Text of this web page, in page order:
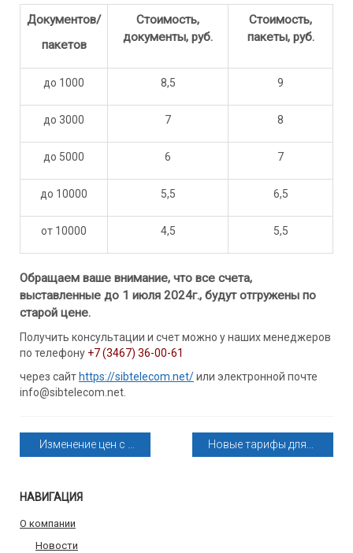
Документов/
пакетов
Стоимость,
документы, руб.
Стоимость,
пакеты, руб.
до 1000 8,5 9
до 3000 7 8
до 5000 6 7
до 10000 5,5 6,5
от 10000 4,5 5,5
Обращаем ваше внимание, что все счета,
выставленные до 1 июля 2024г., будут отгружены по
старой цене.
Получить консультации и счет можно у наших менеджеров
по телефону +7 (3467) 36-00-61
через сайт https://sibtelecom.net/или электронной почте
info@sibtelecom.net.
Изменение цен с ... Новые тарифы для...
НАВИГАЦИЯ
О компании
Новости